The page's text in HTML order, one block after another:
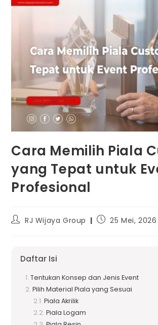
Cara Memilih Piala
yang Tepat untuk
Profesional
RJ Wijaya Group 25 Mei, 2026
Daftar Isi
Tentukan Konsep dan Jenis Event
Pilih Material Piala yang Sesuai
Piala Akrilik
Piala Logam